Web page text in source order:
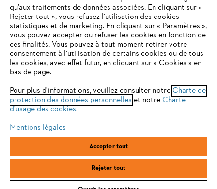
Service
Conditions Générales de Vente
Mentions légales Cookies
Conditions de garantie
ANDREAS STIHL SAS, 1 rue des Epinettes, ZI Nord de Torcy, 77200
VOTRE NAVIGATEUR INTERNET
N'EST PLUS PRIS EN CHARGE
Vous utilisez un navigateur Internet que nous ne prenons plus
en charge, et certaines fonctionnalités de notre site ne
peuvent fonctionner correctement. Pour une utilisation
optimale de notre site, nous vous recommandons de passer à
l'un des navigateurs suivants :
firefox chrome
qu’aux traitements de données associées. En cliquant sur «
Rejeter tout », vous refusez l'utilisation des cookies
statistiques et de marketing. En cliquant sur « Paramètres »,
vous pouvez accepter ou refuser les cookies en fonction de
ces finalités. Vous pouvez à tout moment retirer votre
consentement à l'utilisation de certains cookies ou de tous
les cookies, avec effet futur, en cliquant sur « Cookies » en
bas de page.
Pour plus d'informations, veuillez consulter notre Charte de
protection des données personnelles et notre Charte
d'usage des cookies.
Mentions légales
Accepter tout
Rejeter tout